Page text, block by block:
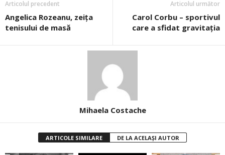
Articolul precedent
Angelica Rozeanu, zeița
tenisului de masă
Articolul următor
Carol Corbu – sportivul
care a sfidat gravitaţia
Mihaela Costache
ARTICOLE SIMILARE DE LA ACELAȘI AUTOR